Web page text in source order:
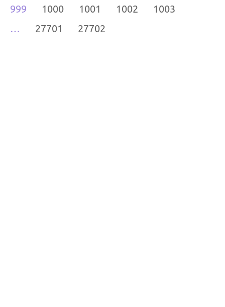
999
1000 1001 1002
1003
…
27701 27702